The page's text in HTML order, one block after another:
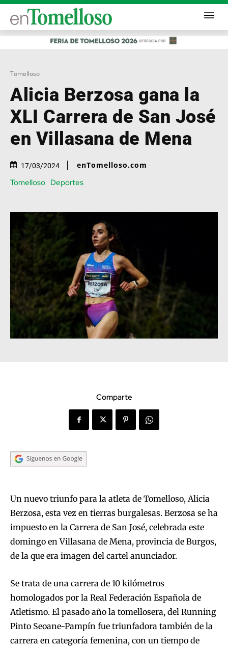
Tomelloso
Alicia Berzosa gana la
XLI Carrera de San José
en Villasana de Mena
17/03/2024 enTomelloso.com
Tomelloso Deportes
Comparte
Un nuevo triunfo para la atleta de Tomelloso, Alicia
Berzosa, esta vez en tierras burgalesas. Berzosa se ha
impuesto en la Carrera de San José, celebrada este
domingo en Villasana de Mena, provincia de Burgos,
de la que era imagen del cartel anunciador.
Se trata de una carrera de 10 kilómetros
homologados por la Real Federación Española de
Atletismo. El pasado año la tomellosera, del Running
Pinto Seoane-Pampín fue triunfadora también de la
carrera en categoría femenina, con un tiempo de